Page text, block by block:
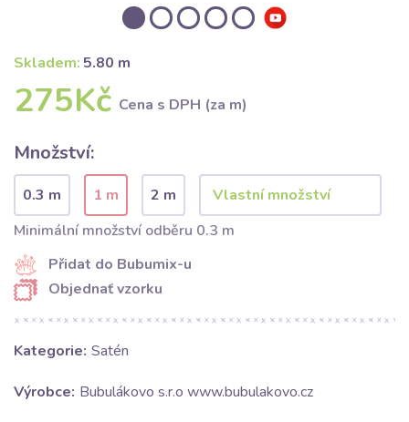
Skladem: 5.80 m
275Kč Cena s DPH (za m)
Množství:
0.3 m 1 m
2 m
Minimální množství odběru 0.3 m
Přidat do Bubumix-u
Objednať vzorku
Kategorie: Satén
Výrobce: Bubulákovo s.r.o www.bubulakovo.cz